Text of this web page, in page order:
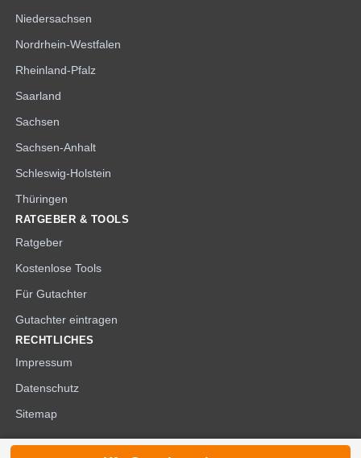
Niedersachsen
Nordrhein-Westfalen
Rheinland-Pfalz
Saarland
Sachsen
Sachsen-Anhalt
Schleswig-Holstein
Thüringen
RATGEBER & TOOLS
Ratgeber
Kostenlose Tools
Für Gutachter
Gutachter eintragen
RECHTLICHES
Impressum
Datenschutz
Sitemap